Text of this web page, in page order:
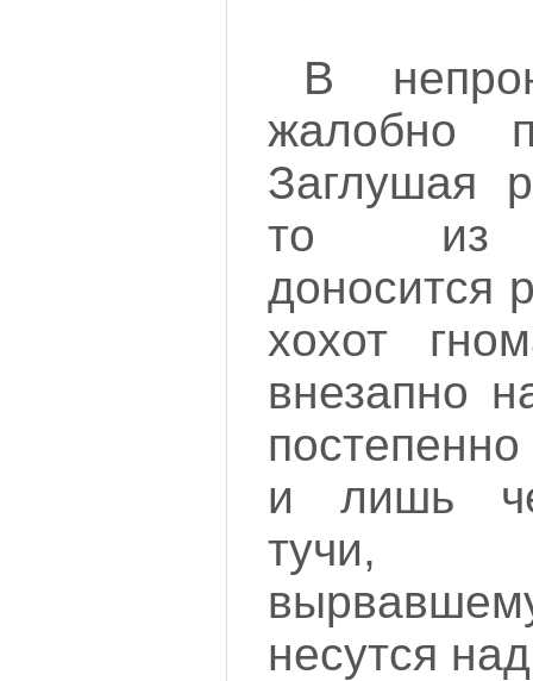
В
жалобно
Заглушая
то из
доносится
хохот
внезапно
и лишь
тучи,
несутся